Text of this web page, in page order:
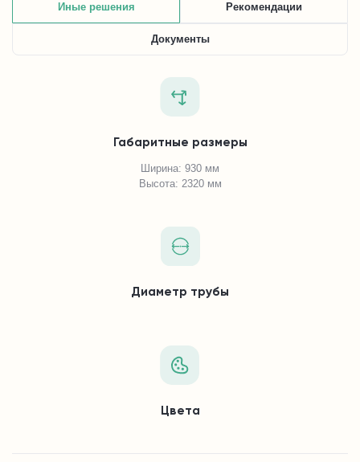
Иные решения Рекомендации
Документы
Габаритные размеры
Ширина: 930 мм
Высота: 2320 мм
Диаметр трубы
Цвета